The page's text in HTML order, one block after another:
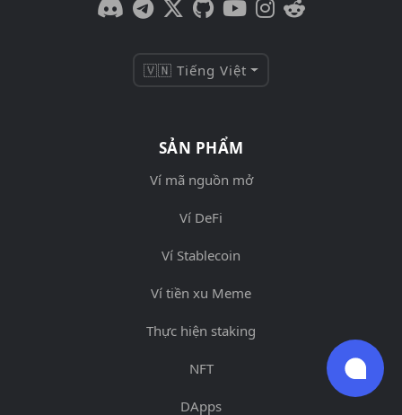
🇻🇳 Tiếng Việt
SẢN PHẨM
Ví mã nguồn mở
Ví DeFi
Ví Stablecoin
Ví tiền xu Meme
Thực hiện staking
NFT
DApps